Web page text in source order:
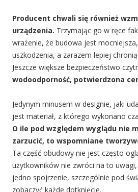
Producent chwali się również
urządzenia. Trzymając go w ręce
wrażenie, że budowa jest
uszkodzenia, a zarazem lepiej
Jeszcze większe bezpieczeństwo
wodoodporność, potwierdzona
Jedynym minusem w designie, jaki
jest materiał, z którego wykonano
O ile pod względem wyglądu nie
zarzucić, to wspomniane
Ta część obudowy nie jest często
użytkowników nie zwróci na to
jedno spojrzenie, szczególnie pod
zobaczyć każde dotknięcie.